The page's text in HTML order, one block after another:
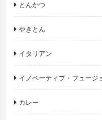
とんかつ
やきとん
イタリアン
イノベーティブ・フュージ
カレー